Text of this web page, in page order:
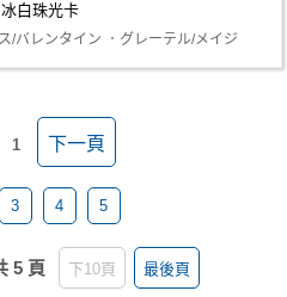
白珠光卡
/バレンタイン ．グレーテル/メイジ
1 下一頁
3 4 5
5 頁 下10頁 最後頁